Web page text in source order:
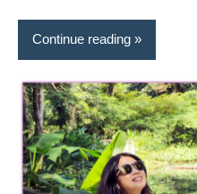
客
及
旅
遊
雜
誌
Continue reading